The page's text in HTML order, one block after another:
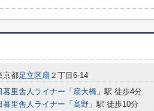
京都足立区扇 ２丁目6-14
暮里舎人ライナー 「 扇大橋 」駅 徒歩4分
暮里舎人ライナー 「 高野 」駅 徒歩10分